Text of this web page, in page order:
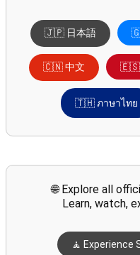
🇯🇵 日本語
🇨🇳 中文 🇪🇸
🇹🇭 ภาษาไทย
🌐 Explore all
Learn, watch,
🧘 Experience